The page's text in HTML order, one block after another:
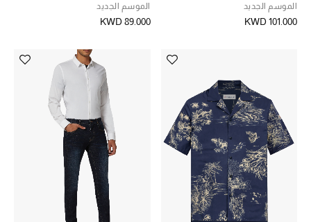
الموسم الجديد
الحقائب النسائية
أحذية النسائية
الرجال
الأطفال
الموسم الجديد
KWD 101.000
الموسم الجديد
KWD 89.000